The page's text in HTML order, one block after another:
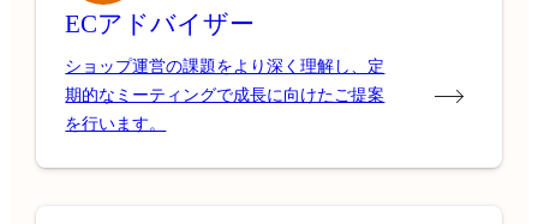
ECアドバイザー
ショップ運営の課題をより深く理解し、定
期的なミーティングで成長に向けたご提案
を行います。